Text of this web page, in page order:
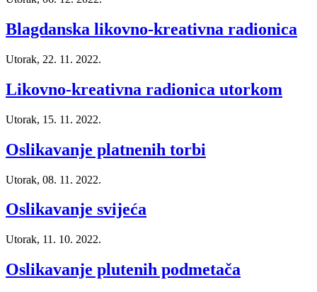
Blagdanska likovno-kreativna radionica
Utorak, 22. 11. 2022.
Likovno-kreativna radionica utorkom
Utorak, 15. 11. 2022.
Oslikavanje platnenih torbi
Utorak, 08. 11. 2022.
Oslikavanje svijeća
Utorak, 11. 10. 2022.
Oslikavanje plutenih podmetača